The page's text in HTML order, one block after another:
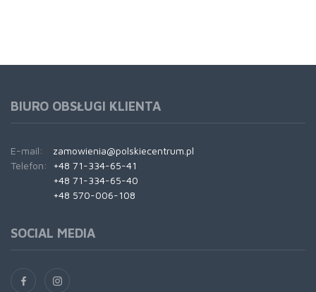
BIURO OBSŁUGI KLIENTA
E-mail:
zamowienia@polskiecentrum.pl
Telefon:
+48 71-334-65-41
+48 71-334-65-40
+48 570-006-108
SOCIAL MEDIA